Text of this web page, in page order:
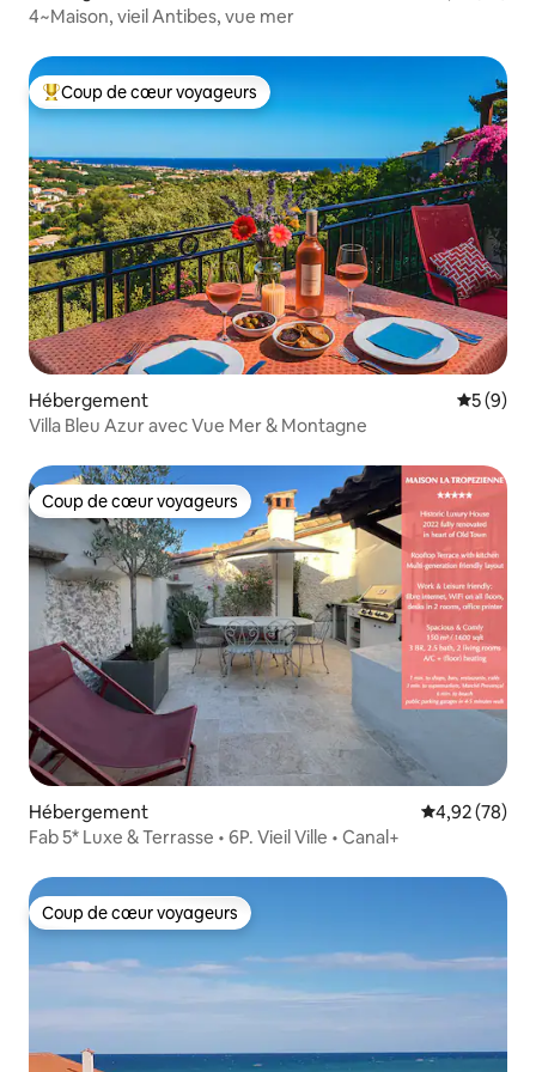
4~Maison, vieil Antibes, vue mer
Coups de cœur voyageurs les plus appréciés
Coup de cœur voyageurs
Hébergement
5 (9)
Villa Bleu Azur avec Vue Mer & Montagne
Coup de cœur voyageurs
Coup de cœur voyageurs
Hébergement Évaluation
4,92 (78)
Fab 5* Luxe & Terrasse • 6P. Vieil Ville • Canal+
Coup de cœur voyageurs
Coup de cœur voyageurs